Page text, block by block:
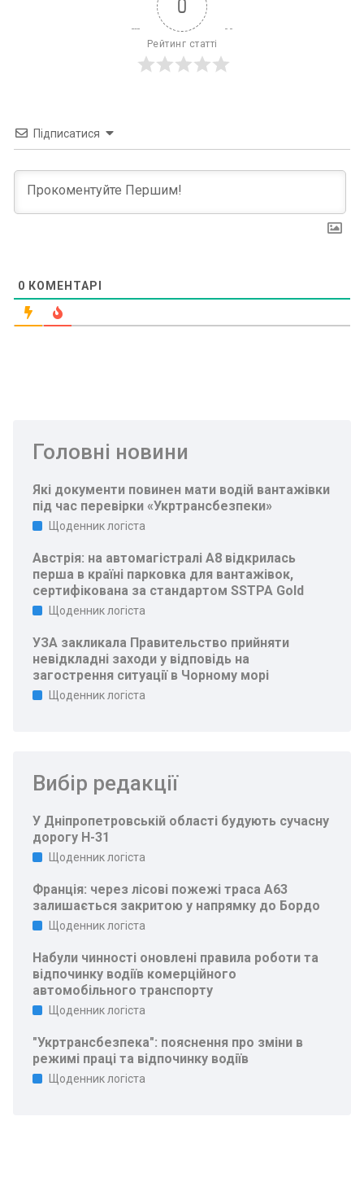
0
Рейтинг статті
Підписатися
0 КОМЕНТАРІ
Головні новини
Які документи повинен мати водій вантажівки
під час перевірки «Укртрансбезпеки»
Щоденник логіста
Австрія: на автомагістралі A8 відкрилась
перша в країні парковка для вантажівок,
сертифікована за стандартом SSTPA Gold
Щоденник логіста
УЗА закликала Правительство прийняти
невідкладні заходи у відповідь на
загострення ситуації в Чорному морі
Щоденник логіста
Вибір редакції
У Дніпропетровській області будують сучасну
дорогу Н-31
Щоденник логіста
Франція: через лісові пожежі траса A63
залишається закритою у напрямку до Бордо
Щоденник логіста
Набули чинності оновлені правила роботи та
відпочинку водіїв комерційного
автомобільного транспорту
Щоденник логіста
"Укртрансбезпека": пояснення про зміни в
режимі праці та відпочинку водіїв
Щоденник логіста